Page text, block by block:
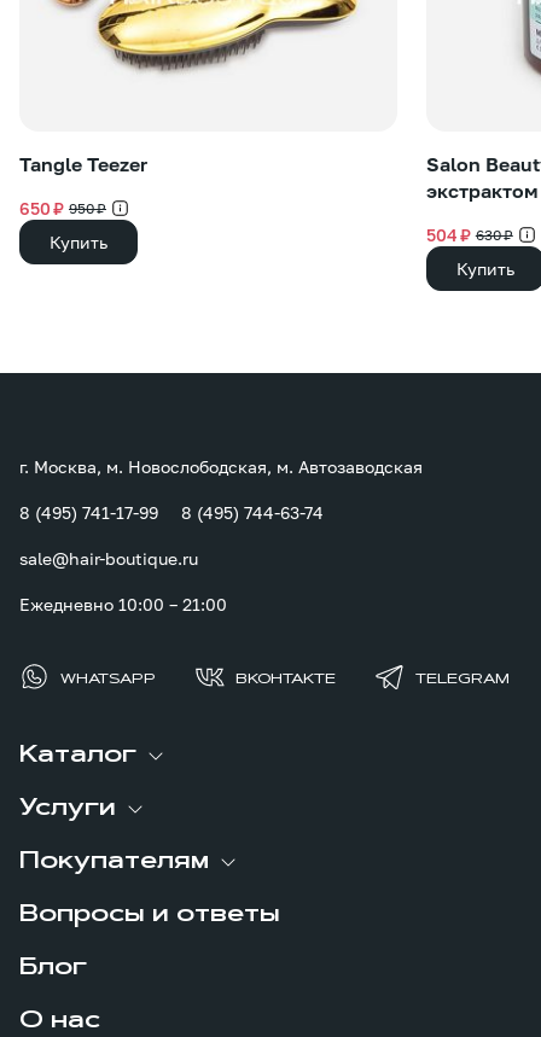
Tangle Teezer
650 ₽ 950 ₽
Купить
Salon
504 ₽ 630 ₽
Купить
Каталог
Услуги
Покупателям
Вопросы и ответы
Блог
О нас
г. Москва, м. Новослободская, м. Автозаводская
8 (495) 741-17-99 8 (495) 744-63-74
sale@hair-boutique.ru
Ежедневно 10:00 – 21:00
WHATSAPP ВКОНТАКТЕ TELEGRAM